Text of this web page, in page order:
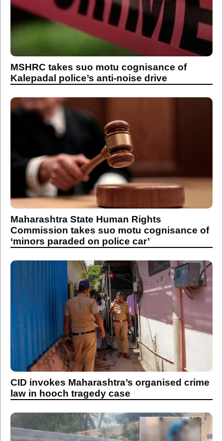
MSHRC takes suo motu cognisance of
Kalepadal police’s anti-noise drive
Maharashtra State Human Rights
Commission takes suo motu cognisance of
‘minors paraded on police car’
CID invokes Maharashtra’s organised crime
law in hooch tragedy case